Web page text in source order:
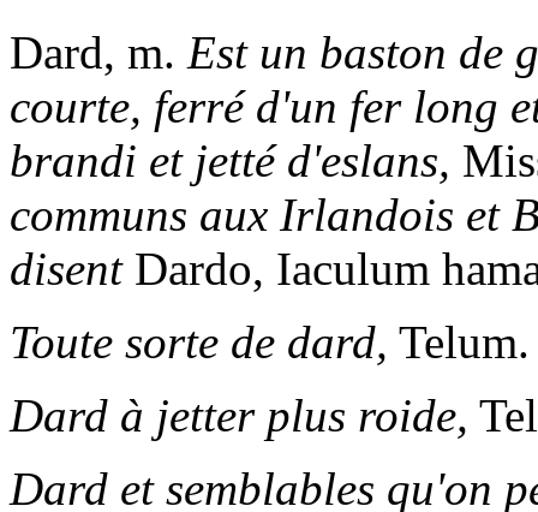
Dard, m. Est un baston de
courte, ferré d'un fer long
brandi et jetté d'eslans,
communs aux Irlandois et
disentDardo, Iaculum
Toute sorte de dard, Telum.
Dard à jetter plus roide,
Dard et semblables qu'on